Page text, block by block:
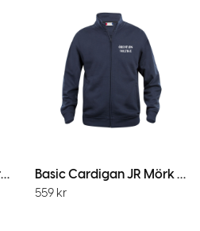
Basic Cardigan Herr Mörk Marin Basic Cardigan JR Mörk Marin
559 kr